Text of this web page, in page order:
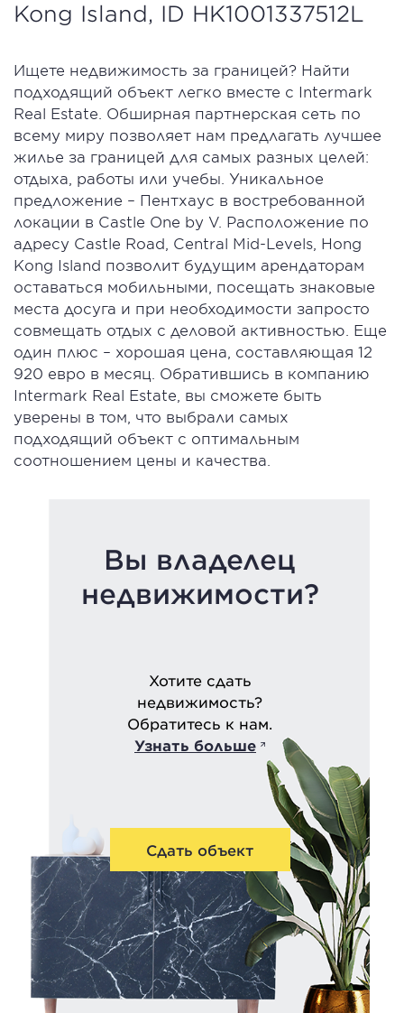
Kong Island, ID HK1001337512L
Ищете недвижимость за границей? Найти
подходящий объект легко вместе с Intermark
Real Estate. Обширная партнерская сеть по
всему миру позволяет нам предлагать лучшее
жилье за границей для самых разных целей:
отдыха, работы или учебы. Уникальное
предложение – Пентхаус в востребованной
локации в Castle One by V. Расположение по
адресу Castle Road, Central Mid-Levels, Hong
Kong Island позволит будущим арендаторам
оставаться мобильными, посещать знаковые
места досуга и при необходимости запросто
совмещать отдых с деловой активностью. Еще
один плюс – хорошая цена, составляющая 12
920 евро в месяц. Обратившись в компанию
Intermark Real Estate, вы сможете быть
уверены в том, что выбрали самых
подходящий объект с оптимальным
соотношением цены и качества.
Вы владелец
недвижимости?
Хотите сдать
недвижимость?
Обратитесь к нам.
Узнать больше
Сдать объект